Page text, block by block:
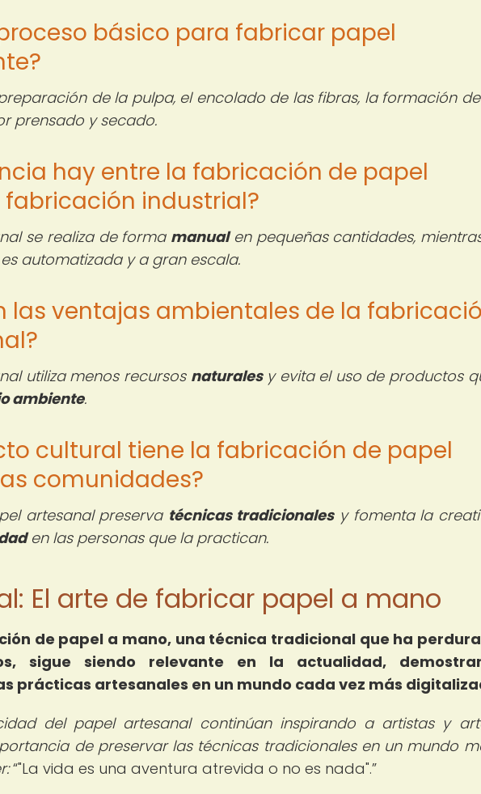
básico para fabricar papel
de la pulpa, el encolado de las fibras, la formación
prensado y secado.
hay entre la fabricación de papel
industrial?
se realiza de forma manualen pequeñas cantidades,
automatizada y a gran escala.
las ventajas ambientales de la
utiliza menos recursos naturalesy evita el uso de productos
ambiente.
cultural tiene la fabricación de papel
comunidades?
artesanal preserva técnicas tradicionalesy fomenta la
en las personas que la practican.
El arte de fabricar papel a mano
de papel a mano, una técnica tradicional que ha
sigue siendo relevante en la actualidad,
prácticas artesanales en un mundo cada vez más
del papel artesanal continúan inspirando a artistas y
de preservar las técnicas tradicionales en un mundo
"La vida es una aventura atrevida o no es nada".